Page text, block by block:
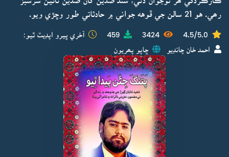
4.5/5.0
3424
459 آخري ڀيرو اپڊيٽ ٿيو:
احمد خان چانڊيو ڇاپو پھريون